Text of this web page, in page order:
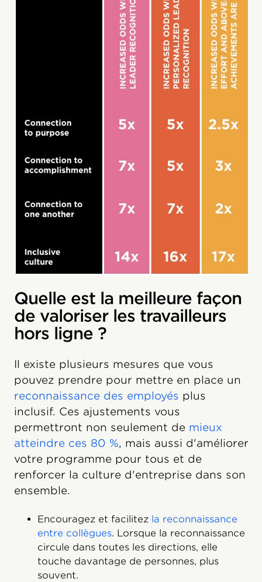
Quelle est la meilleure façon
de valoriser les travailleurs
hors ligne ?
Il existe plusieurs mesures que vous
pouvez prendre pour mettre en place un
reconnaissance des employés plus
inclusif. Ces ajustements vous
permettront non seulement de mieux
atteindre ces 80 %, mais aussi d'améliorer
votre programme pour tous et de
renforcer la culture d'entreprise dans son
ensemble.
Encouragez et facilitez la reconnaissance
entre collègues. Lorsque la reconnaissance
circule dans toutes les directions, elle
touche davantage de personnes, plus
souvent.